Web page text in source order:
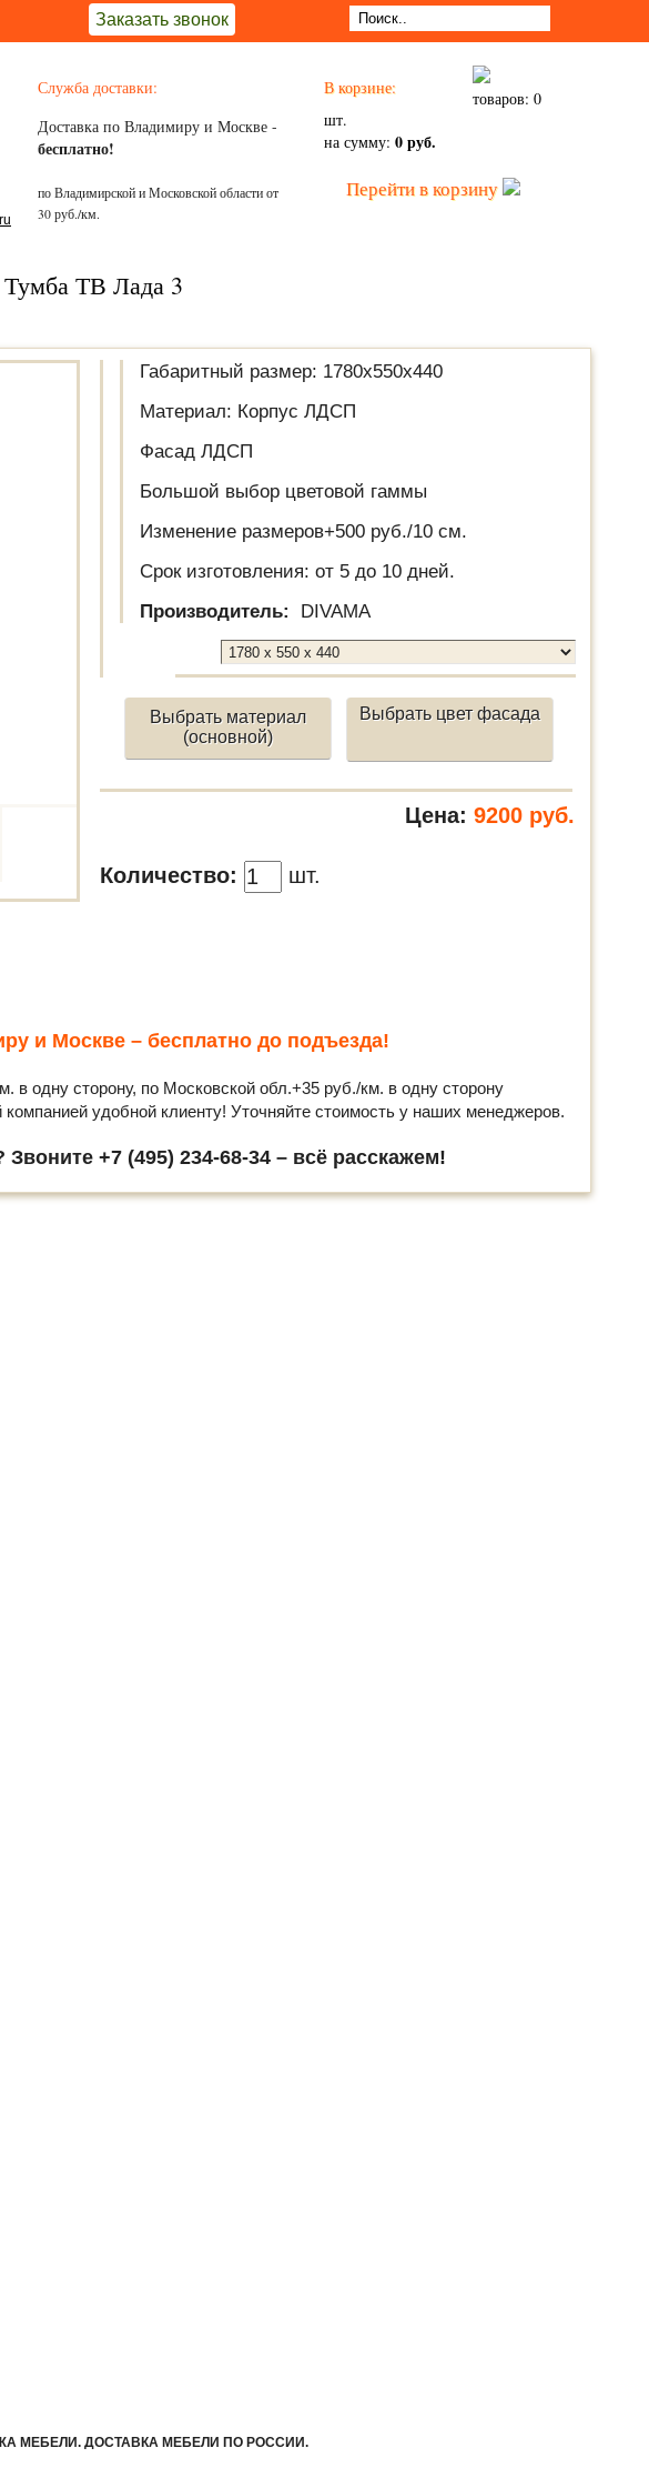
Заказать звонок
Служба доставки:
Доставка по Владимиру и Москве -
бесплатно!
по Владимирской и Московской области от
30 руб./км.
В корзине:
товаров: 0
шт.
на сумму: 0 руб.
Перейти в корзину
Тумба ТВ Лада 3
Габаритный размер: 1780х550х440
Материал: Корпус ЛДСП
Фасад ЛДСП
Большой выбор цветовой гаммы
Изменение размеров+500 руб./10 см.
Срок изготовления: от 5 до 10 дней.
Производитель:
DIVAMA
Выбрать материал
(основной)
Выбрать цвет фасада
Цена: 9200 руб.
Количество: шт.
и Москве – бесплатно до подъезда!
в одну сторону, по Московской обл.+35 руб./км. в одну сторону
удобной клиенту! Уточняйте стоимость у наших менеджеров.
+7 (495) 234-68-34 – всё расскажем!
МЕБЕЛИ. ДОСТАВКА МЕБЕЛИ ПО РОССИИ.